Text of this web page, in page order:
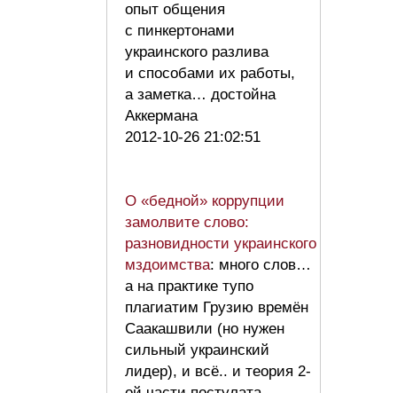
опыт общения
с пинкертонами
украинского разлива
и способами их работы,
а заметка… достойна
Аккермана
2012-10-26 21:02:51
О «бедной» коррупции
замолвите слово:
разновидности украинского
мздоимства: много слов…
а на практике тупо
плагиатим Грузию времён
Саакашвили (но нужен
сильный украинский
лидер), и всё.. и теория 2-